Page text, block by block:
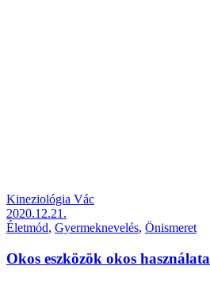
Kineziológia Vác
2020.12.21.
Életmód, Gyermeknevelés, Önismeret
Okos eszközök okos használata